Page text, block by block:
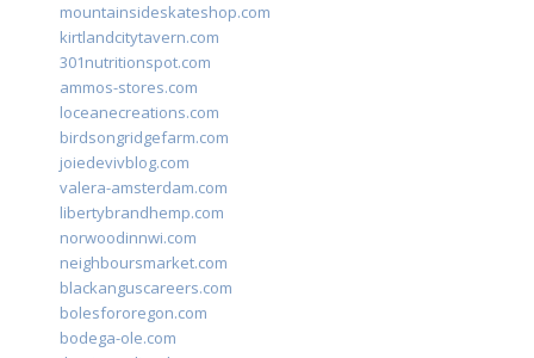
mountainsideskateshop.com
kirtlandcitytavern.com
301nutritionspot.com
ammos-stores.com
loceanecreations.com
birdsongridgefarm.com
joiedevivblog.com
valera-amsterdam.com
libertybrandhemp.com
norwoodinnwi.com
neighboursmarket.com
blackanguscareers.com
bolesfororegon.com
bodega-ole.com